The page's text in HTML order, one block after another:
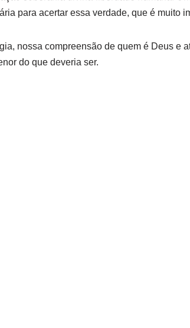
para acertar essa verdade, que é muito
nossa compreensão de quem é Deus e
do que deveria ser.